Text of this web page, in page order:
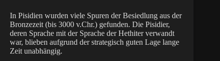
In Pisidien wurden viele Spuren der Besiedlung aus der
Bronzezeit (bis 3000 v.Chr.) gefunden. Die Pisidier,
deren Sprache mit der Sprache der Hethiter verwandt
war, blieben aufgrund der strategisch guten Lage lange
Zeit unabhängig.